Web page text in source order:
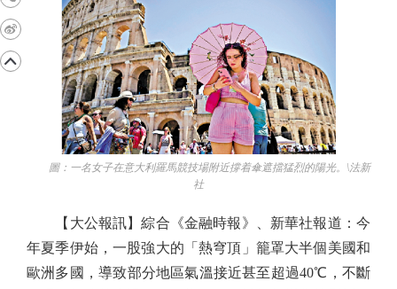
圖：一名女子在意大利羅馬競技場附近撐着傘遮擋猛烈的陽光。\法新
社
【大公報訊】綜合《金融時報》、新華社報道：今
年夏季伊始，一股強大的「熱穹頂」籠罩大半個美國和
歐洲多國，導致部分地區氣溫接近甚至超過40℃，不斷